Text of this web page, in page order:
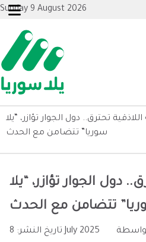
Sunday 9 August 2026
اللاذقية تحترق.. دول الجوار تؤازر، “يلا
سوريا” تتضامن مع الحدث
دول الجوار تؤازر، “يلا
تتضامن مع الحدث
تاريخ النشر: 8 July 2025